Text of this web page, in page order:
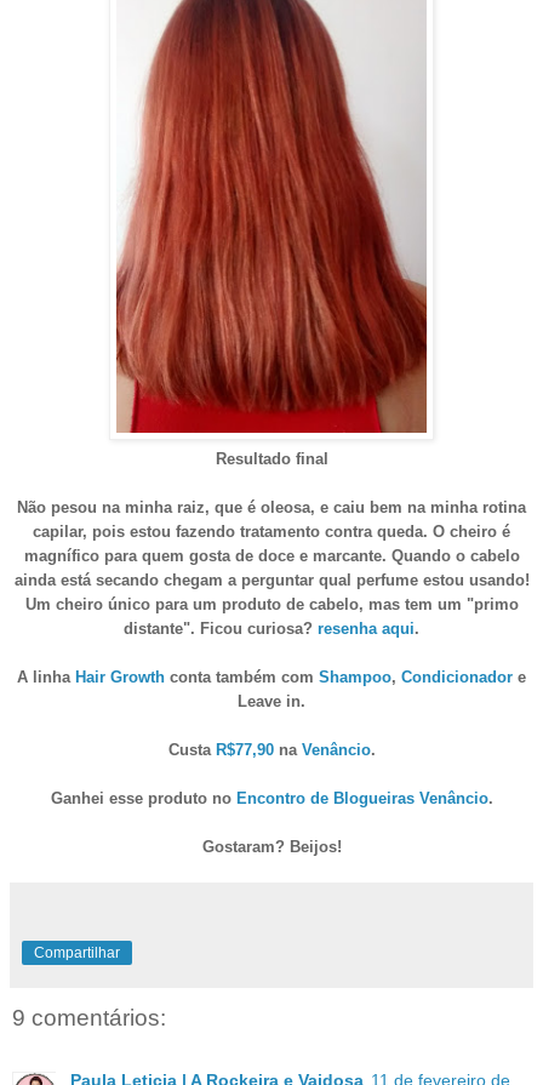
Resultado final
Não pesou na minha raiz, que é oleosa, e caiu bem na minha rotina
capilar, pois estou fazendo tratamento contra queda. O cheiro é
magnífico para quem gosta de doce e marcante. Quando o cabelo
ainda está secandochegam a perguntar qual perfume estou usando!
Um cheiro único para um produto de cabelo, mas tem um "primo
distante". Ficou curiosa? resenha aqui.
A linha Hair Growth conta também com Shampoo, Condicionador e
Leave in.
Custa R$77,90na Venâncio.
Ganhei esse produto no Encontro de Blogueiras Venâncio.
Gostaram? Beijos!
Compartilhar
9 comentários:
Paula Leticia | A Rockeira e Vaidosa 11 de fevereiro de